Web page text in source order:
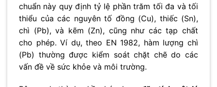
chuẩn này quy định tỷ lệ phần trăm tối đa và tối
thiểu của các nguyên tố đồng (Cu), thiếc (Sn),
chì (Pb), và kẽm (Zn), cũng như các tạp chất
cho phép. Ví dụ, theo EN 1982, hàm lượng chì
(Pb) thường được kiểm soát chặt chẽ do các
vấn đề về sức khỏe và môi trường.